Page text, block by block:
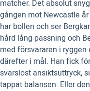
matcher. Det absolut
gången mot Newcastle
har bollen och ser
hård lång passning och
med försvararen i
därefter i mål. Han fick
svarslöst ansiktsuttryck,
tappat balansen. Eller